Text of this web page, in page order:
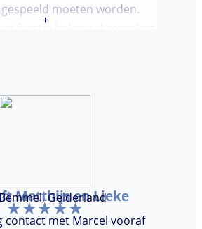
moeten worden.
feestje helemaal compleet
+
Matthijs en Lieke
Gelderland
contact met Marcel vooraf